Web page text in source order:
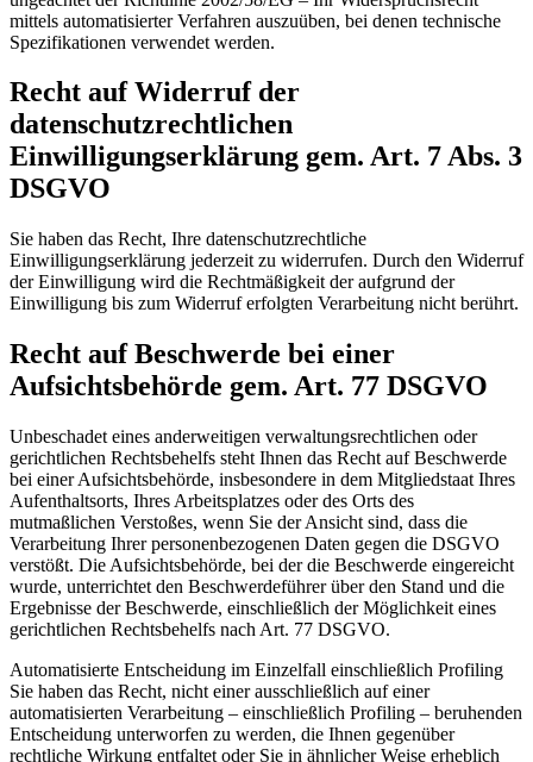
mittels automatisierter Verfahren auszuüben, bei denen technische
Spezifikationen verwendet werden.
Recht auf Widerruf der
datenschutzrechtlichen
Einwilligungserklärung gem. Art. 7 Abs. 3
DSGVO
Sie haben das Recht, Ihre datenschutzrechtliche
Einwilligungserklärung jederzeit zu widerrufen. Durch den Widerruf
der Einwilligung wird die Rechtmäßigkeit der aufgrund der
Einwilligung bis zum Widerruf erfolgten Verarbeitung nicht berührt.
Recht auf Beschwerde bei einer
Aufsichtsbehörde gem. Art. 77 DSGVO
Unbeschadet eines anderweitigen verwaltungsrechtlichen oder
gerichtlichen Rechtsbehelfs steht Ihnen das Recht auf Beschwerde
bei einer Aufsichtsbehörde, insbesondere in dem Mitgliedstaat Ihres
Aufenthaltsorts, Ihres Arbeitsplatzes oder des Orts des
mutmaßlichen Verstoßes, wenn Sie der Ansicht sind, dass die
Verarbeitung Ihrer personenbezogenen Daten gegen die DSGVO
verstößt. Die Aufsichtsbehörde, bei der die Beschwerde eingereicht
wurde, unterrichtet den Beschwerdeführer über den Stand und die
Ergebnisse der Beschwerde, einschließlich der Möglichkeit eines
gerichtlichen Rechtsbehelfs nach Art. 77 DSGVO.
Automatisierte Entscheidung im Einzelfall einschließlich Profiling
Sie haben das Recht, nicht einer ausschließlich auf einer
automatisierten Verarbeitung – einschließlich Profiling – beruhenden
Entscheidung unterworfen zu werden, die Ihnen gegenüber
rechtliche Wirkung entfaltet oder Sie in ähnlicher Weise erheblich